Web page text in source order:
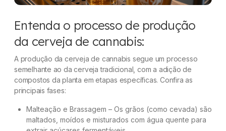
Entenda o processo de produção
da cerveja de cannabis:
A produção da cerveja de cannabis segue um processo
semelhante ao da cerveja tradicional, com a adição de
compostos da planta em etapas específicas. Confira as
principais fases:
Malteação e Brassagem – Os grãos (como cevada) são
maltados, moídos e misturados com água quente para